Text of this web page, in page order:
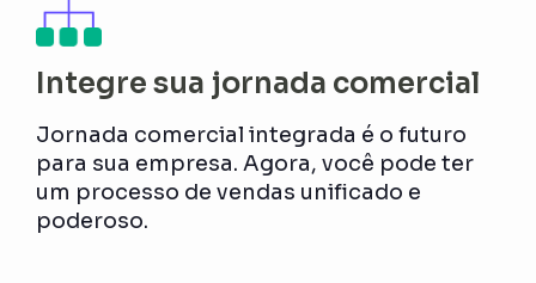
Integre sua jornada comercial
Jornada comercial integrada é o futuro
para sua empresa. Agora, você pode ter
um processo de vendas unificado e
poderoso.